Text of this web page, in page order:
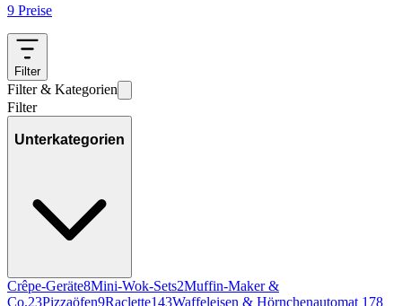
9 Preise
Filter
Filter & Kategorien
Filter
Unterkategorien
Crêpe-Geräte8Mini-Wok-Sets2Muffin-Maker &
Co.23Pizzaöfen9Raclette143Waffeleisen & Hörnchenautomat 178